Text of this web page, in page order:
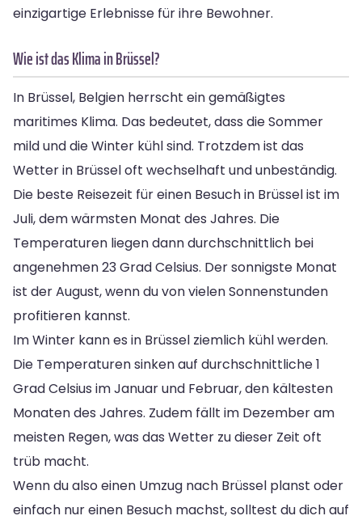
einzigartige Erlebnisse für ihre Bewohner.
Wie ist das Klima in Brüssel?
In Brüssel, Belgien herrscht ein gemäßigtes
maritimes Klima. Das bedeutet, dass die Sommer
mild und die Winter kühl sind. Trotzdem ist das
Wetter in Brüssel oft wechselhaft und unbeständig.
Die beste Reisezeit für einen Besuch in Brüssel ist im
Juli, dem wärmsten Monat des Jahres. Die
Temperaturen liegen dann durchschnittlich bei
angenehmen 23 Grad Celsius. Der sonnigste Monat
ist der August, wenn du von vielen Sonnenstunden
profitieren kannst.
Im Winter kann es in Brüssel ziemlich kühl werden.
Die Temperaturen sinken auf durchschnittliche 1
Grad Celsius im Januar und Februar, den kältesten
Monaten des Jahres. Zudem fällt im Dezember am
meisten Regen, was das Wetter zu dieser Zeit oft
trüb macht.
Wenn du also einen Umzug nach Brüssel planst oder
einfach nur einen Besuch machst, solltest du dich auf